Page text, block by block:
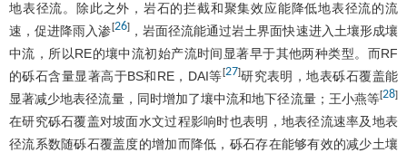
地表径流。除此之外，岩石的拦截和聚集效应能降低地表径流的流
速，促进降雨入渗[26]，岩面径流能通过岩土界面快速进入土壤形成壤
中流，所以RE的壤中流初始产流时间显著早于其他两种类型。而RF
的砾石含量显著高于BS和RE，DAI等[27]研究表明，地表砾石覆盖能
显著减少地表径流量，同时增加了壤中流和地下径流量；王小燕等[28]
在研究砾石覆盖对坡面水文过程影响时也表明，地表径流速率及地表
径流系数随砾石覆盖度的增加而降低，砾石存在能够有效的减少土壤